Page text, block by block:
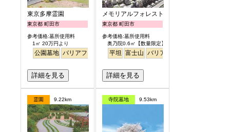
東京多摩霊園
東京都 町田市
参考価格:墓所使用料
1㎡ 20万円より
公園墓地 バリアフリー
詳細を見る
メモリアルフォレスト多摩
東京都 町田市
参考価格:墓所使用料
奥乃院0.6㎡【数量限定】 24万円より
平坦 富士山 バリアフリー
詳細を見る
霊園 9.22km 寺院墓地 9.53km